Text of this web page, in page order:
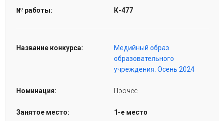
№ работы: К-477
Название конкурса:
Медийный образ
образовательного
учреждения. Осень 2024
Номинация: Прочее
Занятое место: 1-е место